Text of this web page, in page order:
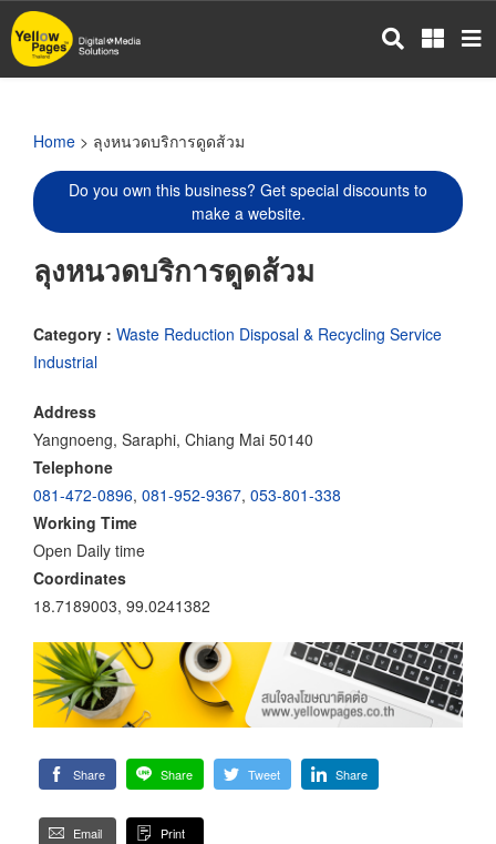
Skip
to
main
Home > ลุงหนวดบริการดูดส้วม
Do you own this business? Get special discounts to
make a website.
ลุงหนวดบริการดูดส้วม
Category : Waste Reduction Disposal & Recycling Service
Industrial
Address
Yangnoeng, Saraphi, Chiang Mai 50140
Telephone
081-472-0896, 081-952-9367, 053-801-338
Working Time
Open Daily time
Coordinates
18.7189003, 99.0241382
Share Share Tweet Share
Email Print